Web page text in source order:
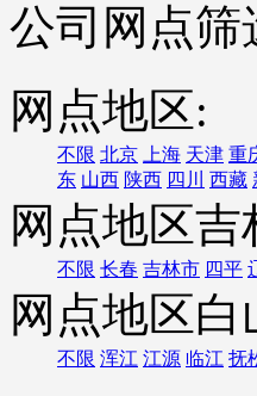
公司网点筛
网点地区:
不限 北京 上海 天津 重
东 山西 陕西 四川 西藏
网点地区吉
不限 长春 吉林市 四平
网点地区白
不限 浑江 江源 临江 抚